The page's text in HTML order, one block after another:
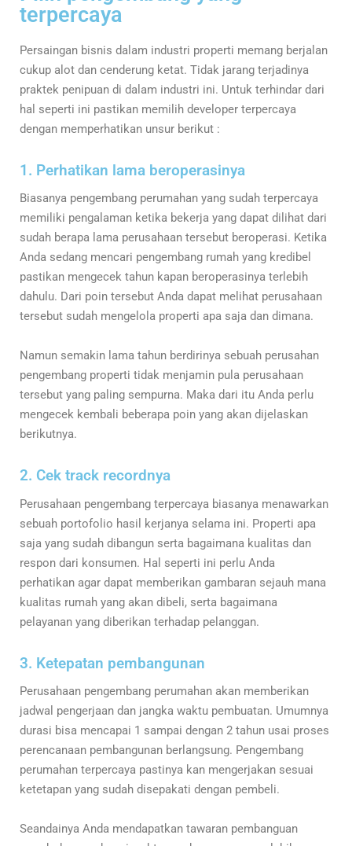
terpercaya
Persaingan bisnis dalam industri properti memang berjalan
cukup alot dan cenderung ketat. Tidak jarang terjadinya
praktek penipuan di dalam industri ini. Untuk terhindar dari
hal seperti ini pastikan memilih developer terpercaya
dengan memperhatikan unsur berikut :
1. Perhatikan lama beroperasinya
Biasanya pengembang perumahan yang sudah terpercaya
memiliki pengalaman ketika bekerja yang dapat dilihat dari
sudah berapa lama perusahaan tersebut beroperasi. Ketika
Anda sedang mencari pengembang rumah yang kredibel
pastikan mengecek tahun kapan beroperasinya terlebih
dahulu. Dari poin tersebut Anda dapat melihat perusahaan
tersebut sudah mengelola properti apa saja dan dimana.
Namun semakin lama tahun berdirinya sebuah perusahan
pengembang properti tidak menjamin pula perusahaan
tersebut yang paling sempurna. Maka dari itu Anda perlu
mengecek kembali beberapa poin yang akan dijelaskan
berikutnya.
2. Cek track recordnya
Perusahaan pengembang terpercaya biasanya menawarkan
sebuah portofolio hasil kerjanya selama ini. Properti apa
saja yang sudah dibangun serta bagaimana kualitas dan
respon dari konsumen. Hal seperti ini perlu Anda
perhatikan agar dapat memberikan gambaran sejauh mana
kualitas rumah yang akan dibeli, serta bagaimana
pelayanan yang diberikan terhadap pelanggan.
3. Ketepatan pembangunan
Perusahaan pengembang perumahan akan memberikan
jadwal pengerjaan dan jangka waktu pembuatan. Umumnya
durasi bisa mencapai 1 sampai dengan 2 tahun usai proses
perencanaan pembangunan berlangsung. Pengembang
perumahan terpercaya pastinya kan mengerjakan sesuai
ketetapan yang sudah disepakati dengan pembeli.
Seandainya Anda mendapatkan tawaran pembanguan